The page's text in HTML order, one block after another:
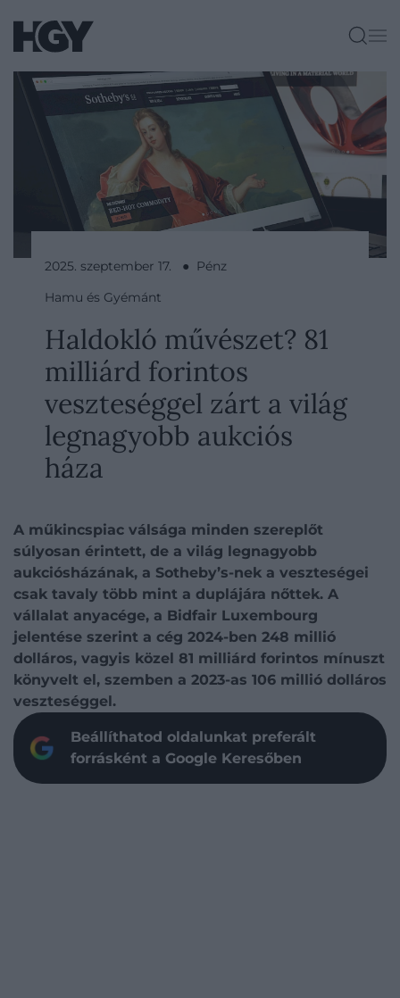
2025. szeptember 17. ● Pénz
Hamu és Gyémánt
Haldokló művészet? 81
milliárd forintos
veszteséggel zárt a világ
legnagyobb aukciós
háza
A műkincspiac válsága minden szereplőt
súlyosan érintett, de a világ legnagyobb
aukciósházának, a Sotheby’s-nek a veszteségei
csak tavaly több mint a duplájára nőttek. A
vállalat anyacége, a Bidfair Luxembourg
jelentése szerint a cég 2024-ben 248 millió
dolláros, vagyis közel 81 milliárd forintos mínuszt
könyvelt el, szemben a 2023-as 106 millió dolláros
veszteséggel.
Beállíthatod oldalunkat preferált
forrásként a Google Keresőben